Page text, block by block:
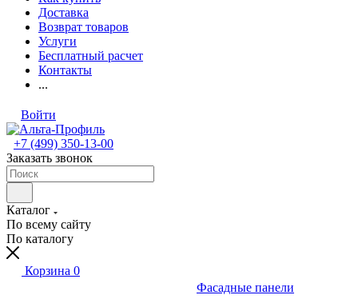
Доставка
Возврат товаров
Услуги
Бесплатный расчет
Контакты
...
Войти
+7 (499) 350-13-00
Заказать звонок
Каталог
По всему сайту
По каталогу
Корзина 0
Фасадные панели